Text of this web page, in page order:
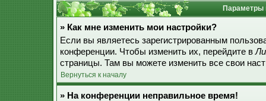
Параметры
» Как мне изменить мои настройки?
Если вы являетесь зарегистрированным
конференции. Чтобы изменить их, перейдите в
страницы. Там вы можете изменить все свои
Вернуться к началу
» На конференции неправильное время!